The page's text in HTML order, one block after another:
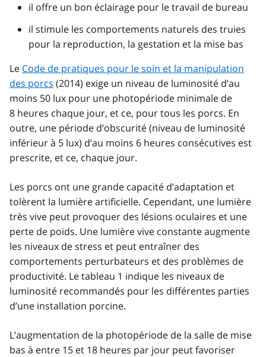
il offre un bon éclairage pour le travail de bureau
il stimule les comportements naturels des truies
pour la reproduction, la gestation et la mise bas
Le Code de pratiques pour le soin et la manipulation
des porcs (2014) exige un niveau de luminosité d’au
moins 50 lux pour une photopériode minimale de
8 heures chaque jour, et ce, pour tous les porcs. En
outre, une période d’obscurité (niveau de luminosité
inférieur à 5 lux) d’au moins 6 heures consécutives est
prescrite, et ce, chaque jour.
Les porcs ont une grande capacité d’adaptation et
tolèrent la lumière artificielle. Cependant, une lumière
très vive peut provoquer des lésions oculaires et une
perte de poids. Une lumière vive constante augmente
les niveaux de stress et peut entraîner des
comportements perturbateurs et des problèmes de
productivité. Le tableau 1 indique les niveaux de
luminosité recommandés pour les différentes parties
d’une installation porcine.
L’augmentation de la photopériode de la salle de mise
bas à entre 15 et 18 heures par jour peut favoriser